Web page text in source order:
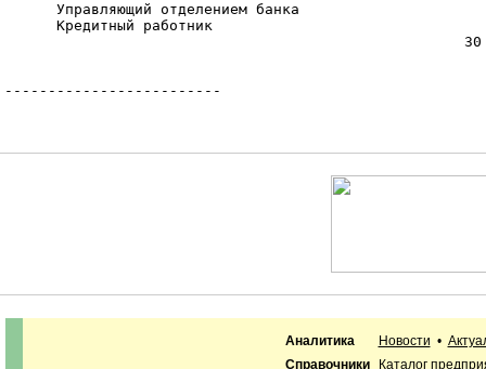
Управляющий отделением банка
Кредитный работник
-------------------------
Аналитика Новости •
Справочники
Каталог